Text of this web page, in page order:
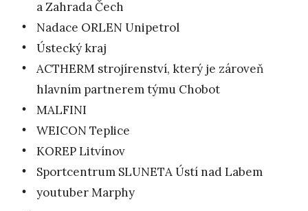
a Zahrada Čech
Nadace ORLEN Unipetrol
Ústecký kraj
ACTHERM strojírenství, který je zároveň
hlavním partnerem týmu Chobot
MALFINI
WEICON Teplice
KOREP Litvínov
Sportcentrum SLUNETA Ústí nad Labem
youtuber Marphy